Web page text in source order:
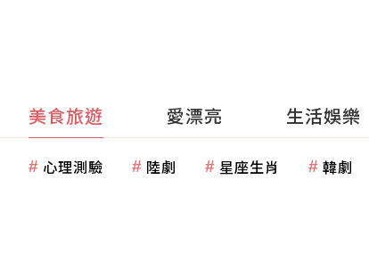
美食旅遊 愛漂亮 生活娛樂
心理測驗 陸劇 星座生肖 韓劇